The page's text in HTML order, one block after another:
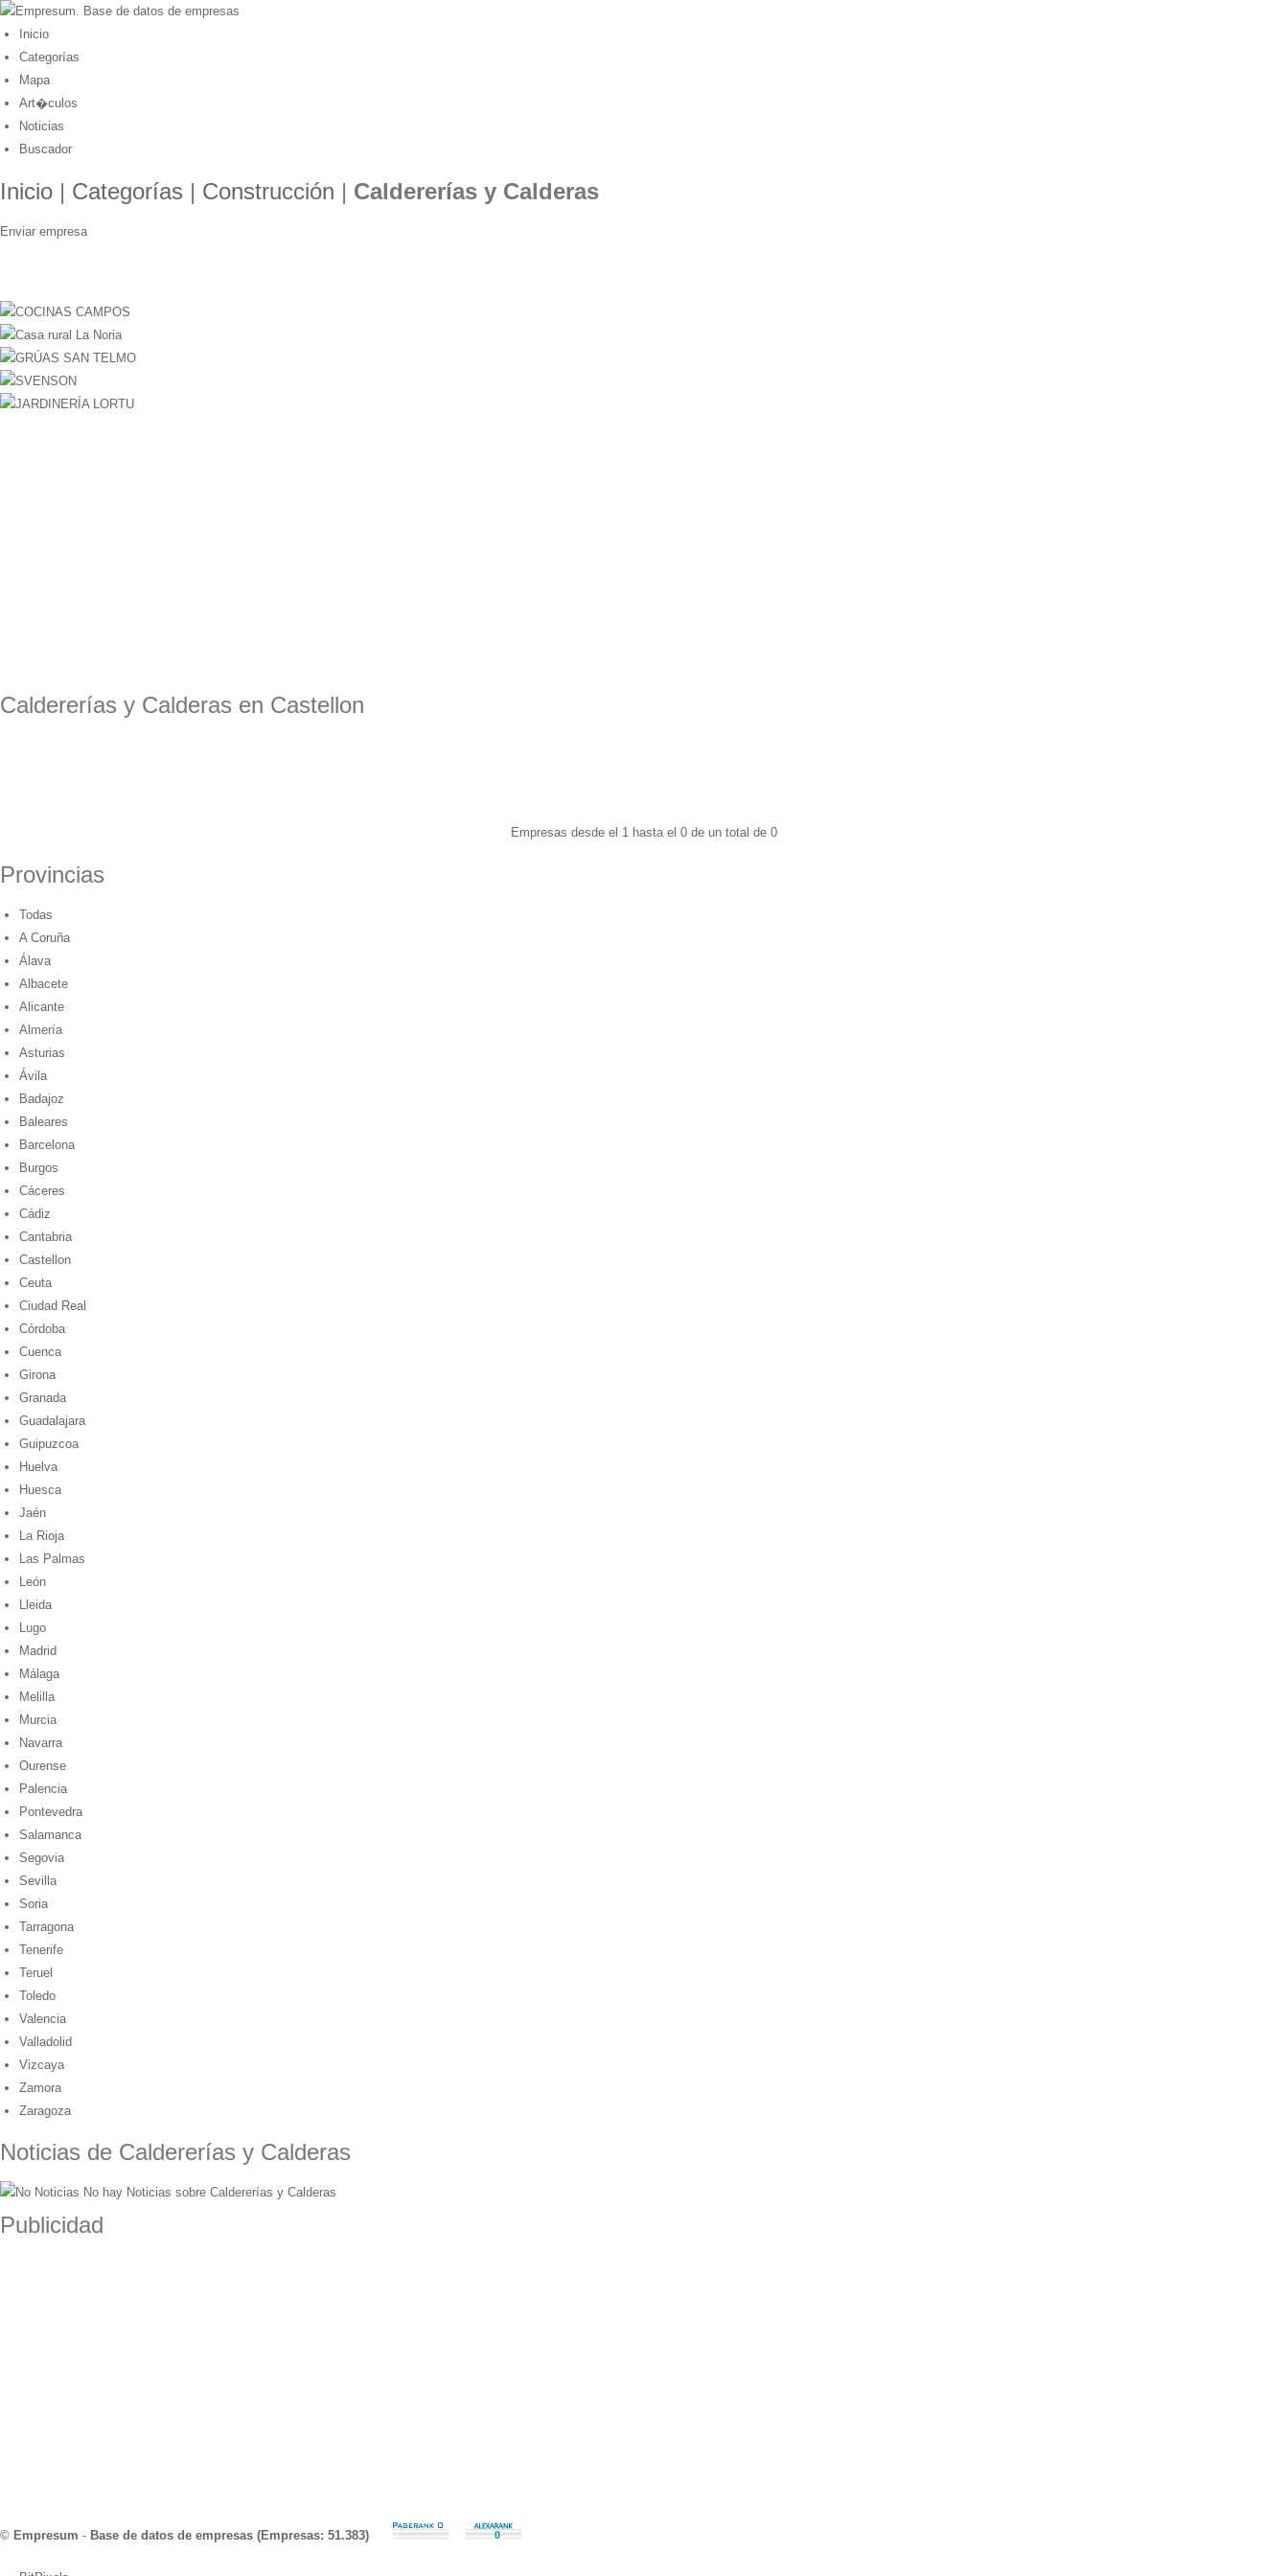
Inicio
Categorías
Mapa
Art�culos
Noticias
Buscador
Inicio | Categorías | Construcción | Caldererías y Calderas
Enviar empresa
Caldererías y Calderas en Castellon
Empresas desde el 1 hasta el 0 de un total de 0
Provincias
Todas
A Coruña
Álava
Albacete
Alicante
Almería
Asturias
Ávila
Badajoz
Baleares
Barcelona
Burgos
Cáceres
Cádiz
Cantabria
Castellon
Ceuta
Ciudad Real
Córdoba
Cuenca
Girona
Granada
Guadalajara
Guipuzcoa
Huelva
Huesca
Jaén
La Rioja
Las Palmas
León
Lleida
Lugo
Madrid
Málaga
Melilla
Murcia
Navarra
Ourense
Palencia
Pontevedra
Salamanca
Segovia
Sevilla
Soria
Tarragona
Tenerife
Teruel
Toledo
Valencia
Valladolid
Vizcaya
Zamora
Zaragoza
Noticias de Caldererías y Calderas
No hay Noticias sobre Caldererías y Calderas
Publicidad
© Empresum - Base de datos de empresas (Empresas: 51.383)